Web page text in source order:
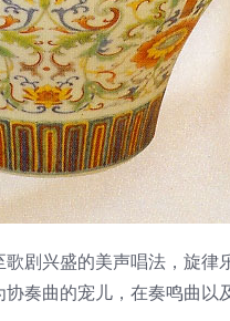
剧兴盛的美声唱法，旋
奏曲的宠儿，在奏鸣曲以